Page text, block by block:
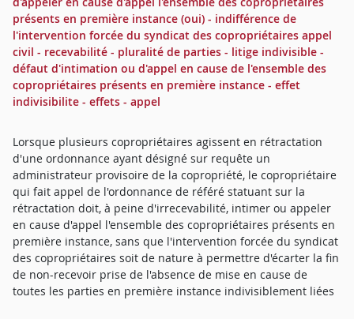
présents en première instance (oui) - indifférence de
l'intervention forcée du syndicat des copropriétaires appel
civil - recevabilité - pluralité de parties - litige indivisible -
défaut d'intimation ou d'appel en cause de l'ensemble des
copropriétaires présents en première instance - effet
indivisibilite - effets - appel
Lorsque plusieurs copropriétaires agissent en rétractation
d'une ordonnance ayant désigné sur requête un
administrateur provisoire de la copropriété, le copropriétaire
qui fait appel de l'ordonnance de référé statuant sur la
rétractation doit, à peine d'irrecevabilité, intimer ou appeler
en cause d'appel l'ensemble des copropriétaires présents en
première instance, sans que l'intervention forcée du syndicat
des copropriétaires soit de nature à permettre d'écarter la fin
de non-recevoir prise de l'absence de mise en cause de
toutes les parties en première instance indivisiblement liées